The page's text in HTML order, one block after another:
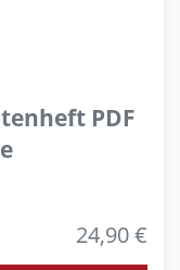
PDF
24,90 €